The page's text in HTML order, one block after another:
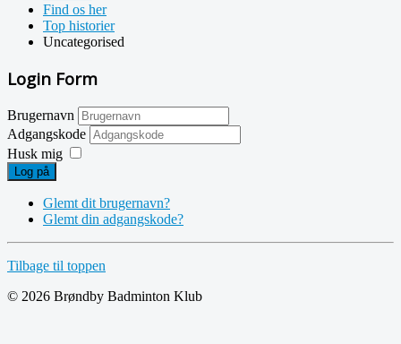
Find os her
Top historier
Uncategorised
Login Form
Brugernavn
Adgangskode
Husk mig
Log på
Glemt dit brugernavn?
Glemt din adgangskode?
Tilbage til toppen
© 2026 Brøndby Badminton Klub